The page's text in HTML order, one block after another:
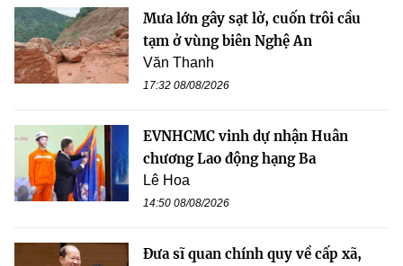
Mưa lớn gây sạt lở, cuốn trôi cầu
tạm ở vùng biên Nghệ An
Văn Thanh
17:32 08/08/2026
EVNHCMC vinh dự nhận Huân
chương Lao động hạng Ba
Lê Hoa
14:50 08/08/2026
Đưa sĩ quan chính quy về cấp xã,